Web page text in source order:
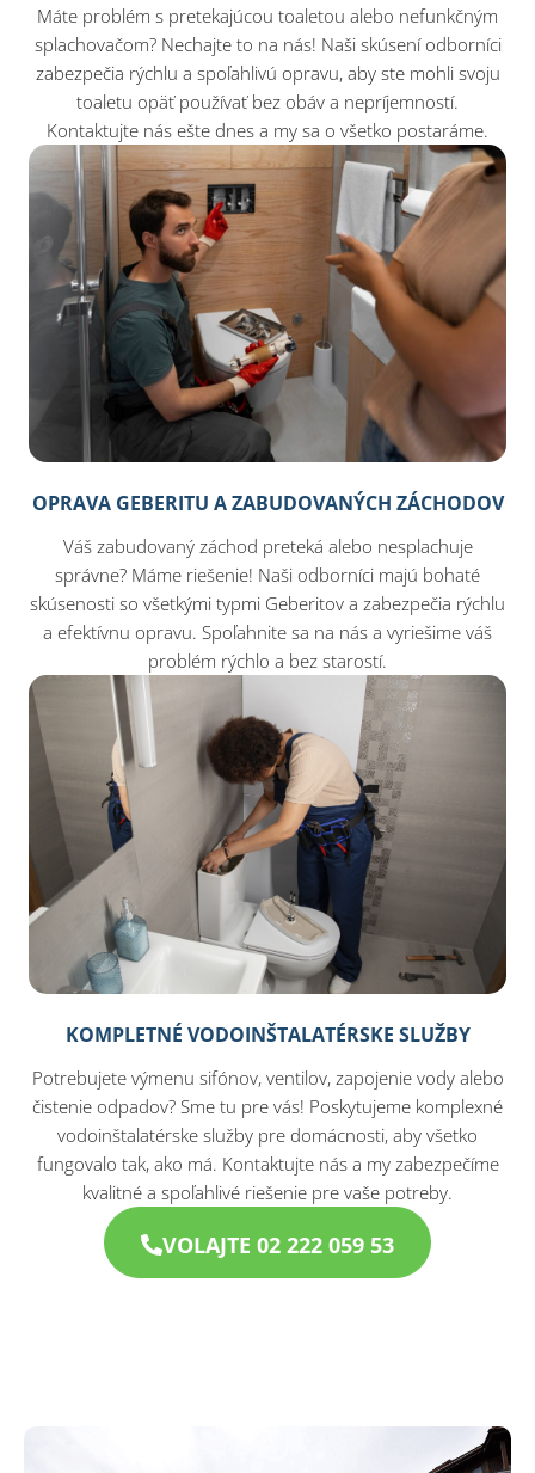
Máte problém s pretekajúcou toaletou alebo nefunkčným
splachovačom? Nechajte to na nás! Naši skúsení odborníci
zabezpečia rýchlu a spoľahlivú opravu, aby ste mohli svoju
toaletu opäť používať bez obáv a nepríjemností.
Kontaktujte nás ešte dnes a my sa o všetko postaráme.
OPRAVA GEBERITU A ZABUDOVANÝCH ZÁCHODOV
Váš zabudovaný záchod preteká alebo nesplachuje
správne? Máme riešenie! Naši odborníci majú bohaté
skúsenosti so všetkými typmi Geberitov a zabezpečia rýchlu
a efektívnu opravu. Spoľahnite sa na nás a vyriešime váš
problém rýchlo a bez starostí.
KOMPLETNÉ VODOINŠTALATÉRSKE SLUŽBY
Potrebujete výmenu sifónov, ventilov, zapojenie vody alebo
čistenie odpadov? Sme tu pre vás! Poskytujeme komplexné
vodoinštalatérske služby pre domácnosti, aby všetko
fungovalo tak, ako má. Kontaktujte nás a my zabezpečíme
kvalitné a spoľahlivé riešenie pre vaše potreby.
VOLAJTE 02 222 059 53